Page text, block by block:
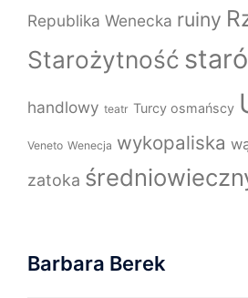
Republika Wenecka ruiny
Starożytność
handlowy teatr Turcy osmańscy
Veneto Wenecja wykopaliska
zatoka
Barbara Berek